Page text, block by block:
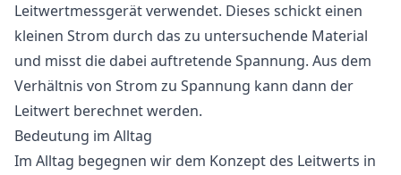
Leitwertmessgerät verwendet. Dieses schickt einen
kleinen Strom durch das zu untersuchende Material
und misst die dabei auftretende Spannung. Aus dem
Verhältnis von Strom zu Spannung kann dann der
Leitwert berechnet werden.
Bedeutung im Alltag
Im Alltag begegnen wir dem Konzept des Leitwerts in